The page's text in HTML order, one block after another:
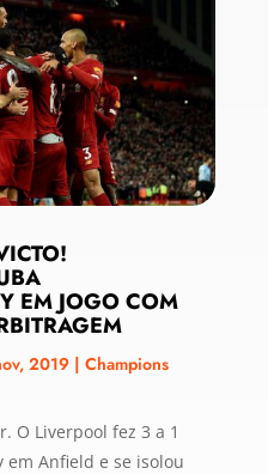
EM JOGO COM
2019| Champions
O Liverpool fez 3 a 1
em Anfield e se isolou